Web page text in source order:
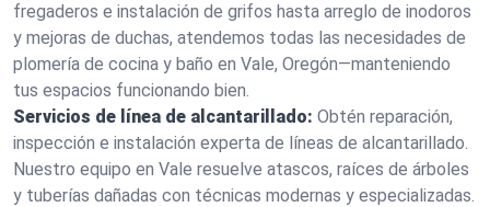
fregaderos e instalación de grifos hasta arreglo de inodoros
y mejoras de duchas, atendemos todas las necesidades de
plomería de cocina y baño en Vale, Oregón—manteniendo
tus espacios funcionando bien.
Servicios de línea de alcantarillado: Obtén reparación,
inspección e instalación experta de líneas de alcantarillado.
Nuestro equipo en Vale resuelve atascos, raíces de árboles
y tuberías dañadas con técnicas modernas y especializadas.